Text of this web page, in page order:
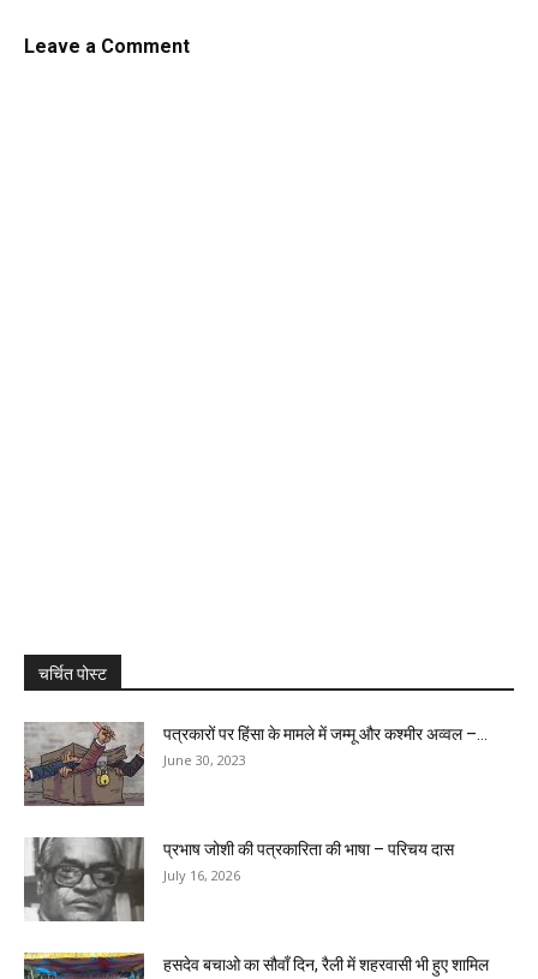
Leave a Comment
चर्चित पोस्ट
पत्रकारों पर हिंसा के मामले में जम्मू और कश्मीर अव्वल –...
June 30, 2023
प्रभाष जोशी की पत्रकारिता की भाषा – परिचय दास
July 16, 2026
हसदेव बचाओ का सौवॉं दिन, रैली में शहरवासी भी हुए शामिल